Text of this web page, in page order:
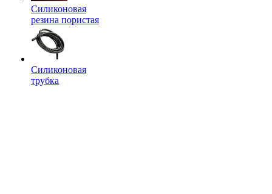
Силиконовая
резина пористая
Силиконовая
трубка